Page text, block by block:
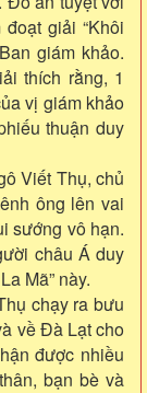
giải “Khôi
giám khảo.
thích rằng, 1
vị giám khảo
thuận duy
Viết Thụ, chủ
ông lên vai
sướng vô hạn.
châu Á duy
Mã” này.
chạy ra bưu
về Đà Lạt cho
được nhiều
bạn bè và